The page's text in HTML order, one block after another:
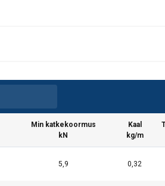
Min katkekoormus
kN
Kaal
kg/m
5,9 0,32
kasutab küpsiseid